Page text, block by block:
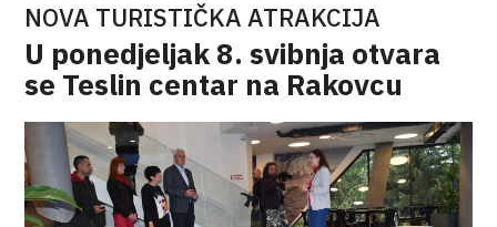
NOVA TURISTIČKA ATRAKCIJA
U ponedjeljak 8. svibnja otvara
se Teslin centar na Rakovcu